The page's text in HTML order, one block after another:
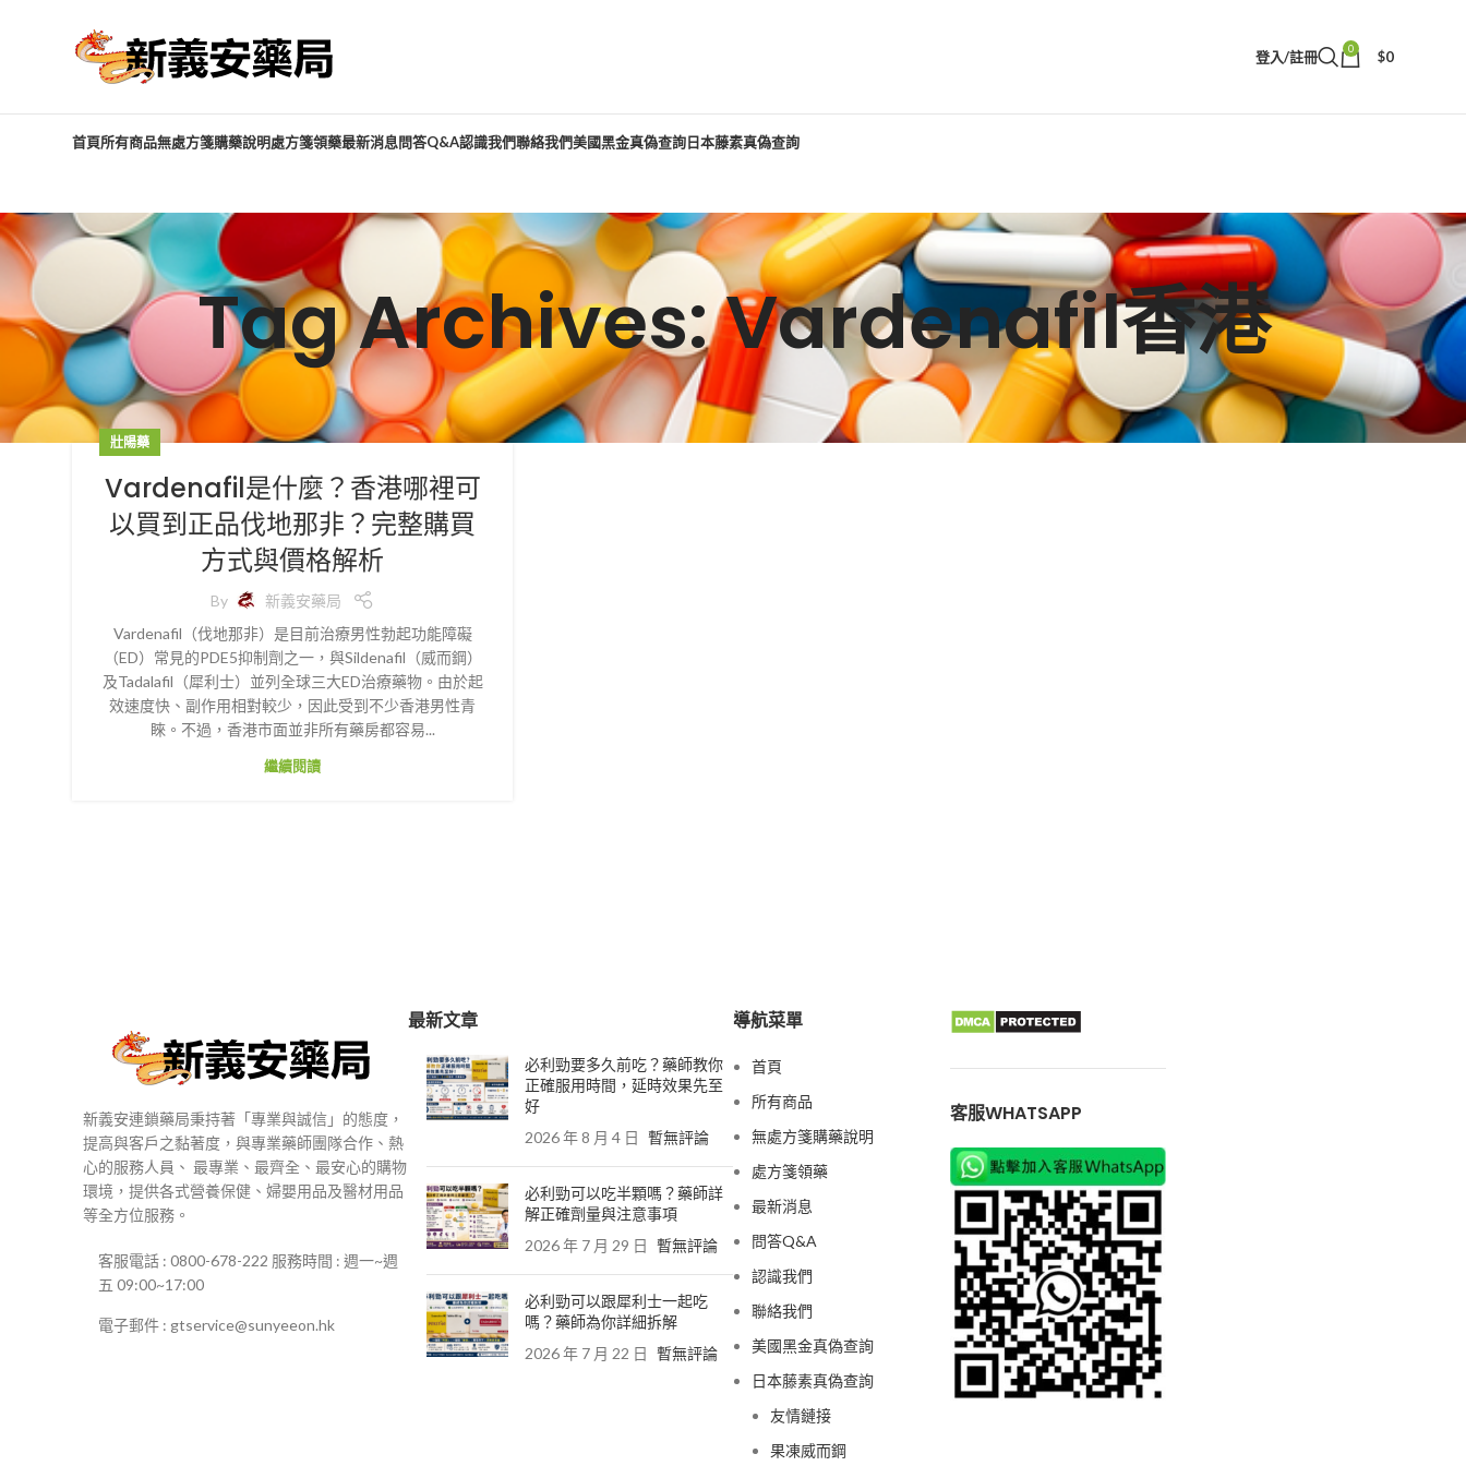
登入/註冊 0 $0
首頁所有商品無處方箋購藥說明處方箋領藥最新消息問答Q&A認識我們聯絡我們美國黑金真偽查詢日本藤素真偽查詢
Tag Archives: Vardenafil香港
壯陽藥
Vardenafil是什麼？香港哪裡可
以買到正品伐地那非？完整購買
方式與價格解析
By
新義安藥局
Vardenafil（伐地那非）是目前治療男性勃起功能障礙
（ED）常見的PDE5抑制劑之一，與Sildenafil（威而鋼）
及Tadalafil（犀利士）並列全球三大ED治療藥物。由於起
效速度快、副作用相對較少，因此受到不少香港男性青
睞。不過，香港市面並非所有藥房都容易...
繼續閱讀
新義安連鎖藥局秉持著「專業與誠信」的態度，
提高與客戶之黏著度，與專業藥師團隊合作、熱
心的服務人員、 最專業、最齊全、最安心的購物
環境，提供各式營養保健、婦嬰用品及醫材用品
等全方位服務。
客服電話 : 0800-678-222 服務時間 : 週一~週
五 09:00~17:00
電子郵件 : gtservice@sunyeeon.hk
最新文章
必利勁要多久前吃？藥師教你
正確服用時間，延時效果先至
好
2026 年 8 月 4 日 暫無評論
必利勁可以吃半顆嗎？藥師詳
解正確劑量與注意事項
2026 年 7 月 29 日 暫無評論
必利勁可以跟犀利士一起吃
嗎？藥師為你詳細拆解
2026 年 7 月 22 日 暫無評論
導航菜單
首頁
所有商品
無處方箋購藥說明
處方箋領藥
最新消息
問答Q&A
認識我們
聯絡我們
美國黑金真偽查詢
日本藤素真偽查詢
友情鏈接
果凍威而鋼
客服WHATSAPP